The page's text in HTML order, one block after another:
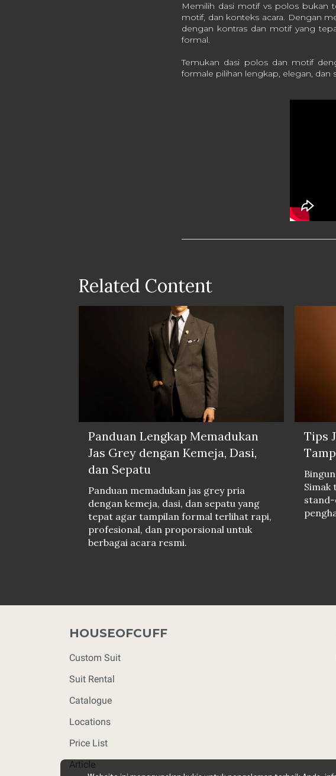
Memilih dasi motif vs polos bukan
motif, dan konteks acara. Dengan
dengan kontras dan motif yang
formal.
Temukan dasi polos dan motif
formale pilihan lengkap, elegan, dan
Related Content
Panduan Lengkap Memadukan
Jas Grey dengan Kemeja, Dasi,
dan Sepatu
Panduan memadukan jas grey pria
dengan kemeja, dasi, dan sepatu yang
tepat agar tampilan formal terlihat rapi,
profesional, dan proporsional untuk
berbagai acara resmi.
Tips
Simak
stand-
HOUSEOFCUFF
Custom Suit
Suit Rental
Catalogue
Locations
Price List
Article